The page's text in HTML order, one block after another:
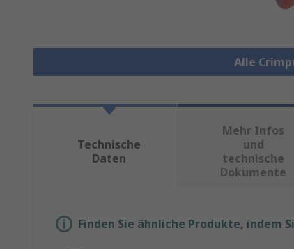
Alle
Technische
Daten
Mehr Infos
und
technische
Dokumente
Finden Sie ähnliche Produkte, indem